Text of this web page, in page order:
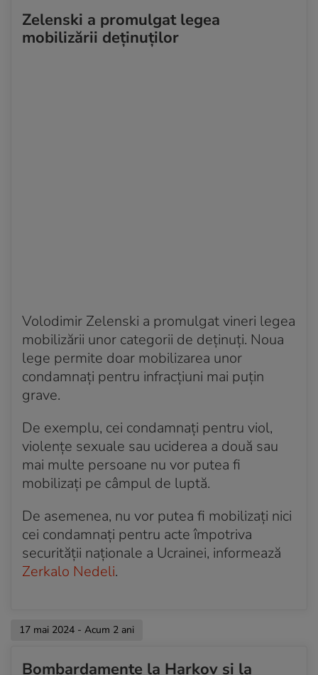
Zelenski a promulgat legea
mobilizării deținuților
Volodimir Zelenski a promulgat vineri legea
mobilizării unor categorii de deținuți. Noua
lege permite doar mobilizarea unor
condamnați pentru infracțiuni mai puțin
grave.
De exemplu, cei condamnați pentru viol,
violențe sexuale sau uciderea a două sau
mai multe persoane nu vor putea fi
mobilizați pe câmpul de luptă.
De asemenea, nu vor putea fi mobilizați nici
cei condamnați pentru acte împotriva
securității naționale a Ucrainei, informează
Zerkalo Nedeli.
17 mai 2024 - Acum 2 ani
Bombardamente la Harkov și la